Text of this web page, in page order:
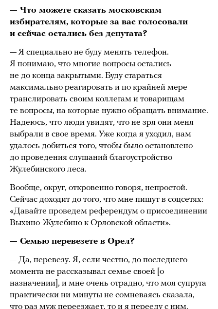
— Что можете сказать московским
избирателям, которые за вас голосовали
и сейчас остались без депутата?
— Я специально не буду менять телефон.
Я понимаю, что многие вопросы остались
не до конца закрытыми. Буду стараться
максимально реагировать и по крайней мере
транслировать своим коллегам и товарищам
те вопросы, на которые нужно обращать внимание.
Надеюсь, что люди увидят, что не зря они меня
выбрали в свое время. Уже когда я уходил, нам
удалось добиться того, чтобы было остановлено
до проведения слушаний благоустройство
Жулебинского леса.
Вообще, округ, откровенно говоря, непростой.
Сейчас доходит до того, что мне пишут в соцсетях:
«Давайте проведем референдум о присоединении
Выхино-Жулебино к Орловской области».
— Семью перевезете в Орел?
— Да, перевезу. Я, если честно, до последнего
момента не рассказывал семье своей [о
назначении], и мне очень отрадно, что моя супруга
практически ни минуты не сомневаясь сказала,
что раз муж переезжает, то и я перееду с ним.